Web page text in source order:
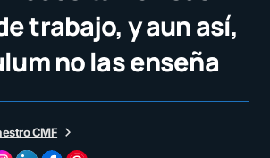
trabajo, y aun así,
no las enseña
CMF